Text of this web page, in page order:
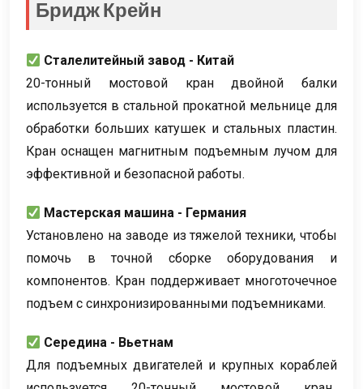
Бридж Крейн
Сталелитейный завод - Китай
20-тонный мостовой кран двойной балки
используется в стальной прокатной мельнице для
обработки больших катушек и стальных пластин.
Кран оснащен магнитным подъемным лучом для
эффективной и безопасной работы.
Мастерская машина - Германия
Установлено на заводе из тяжелой техники, чтобы
помочь в точной сборке оборудования и
компонентов. Кран поддерживает многоточечное
подъем с синхронизированными подъемниками.
Середина - Вьетнам
Для подъемных двигателей и крупных кораблей